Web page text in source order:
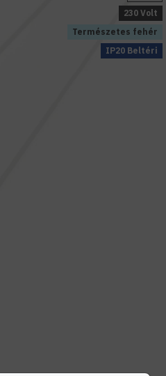
Természetes fehér
IP20 Beltéri
230 Volt